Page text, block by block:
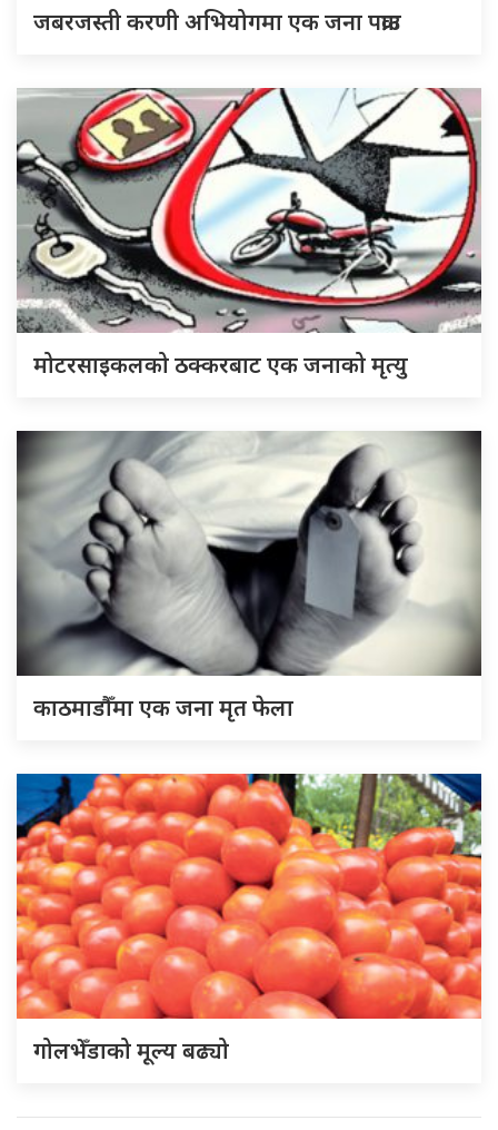
जबरजस्ती करणी अभियोगमा एक जना पक्राउ
मोटरसाइकलको ठक्करबाट एक जनाको मृत्यु
काठमाडौँमा एक जना मृत फेला
गोलभेँडाको मूल्य बढ्यो